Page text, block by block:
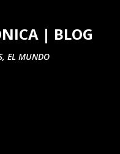
| BLOG
EL MUNDO